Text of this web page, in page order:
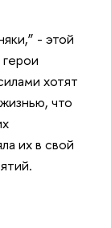
- этой
хотят
что
их в свой